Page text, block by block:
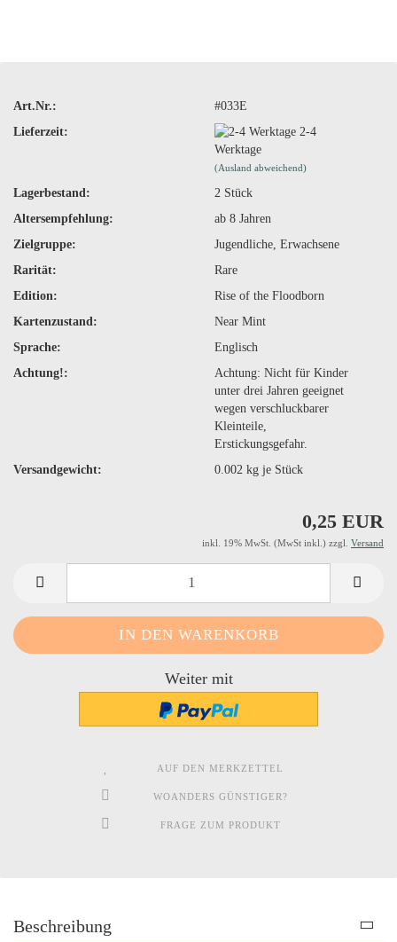
Art.Nr.:
#033E
Lieferzeit:
2-4
Werktage
(Ausland abweichend)
Lagerbestand: 2 Stück
Altersempfehlung:
ab 8 Jahren
Zielgruppe:
Jugendliche, Erwachsene
Rarität:
Rare
Edition:
Rise of the Floodborn
Kartenzustand:
Near Mint
Sprache:
Englisch
Achtung!:
Achtung: Nicht für Kinder
unter drei Jahren geeignet
wegen verschluckbarer
Kleinteile,
Erstickungsgefahr.
Versandgewicht:
0.002kg je Stück
0,25 EUR
inkl. 19% MwSt. (MwSt inkl.) zzgl. Versand
Weiter mit
AUF DEN MERKZETTEL
WOANDERS GÜNSTIGER?
FRAGE ZUM PRODUKT
Beschreibung